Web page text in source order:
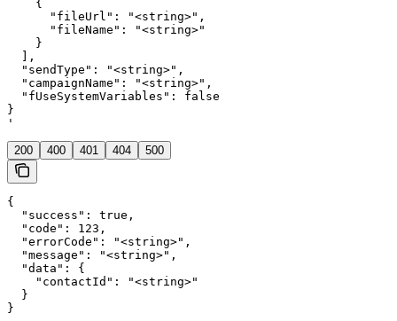
    {
      "fileUrl": "<string>",
      "fileName": "<string>"
    }
  ],
  "sendType": "<string>",
  "campaignName": "<string>",
  "fUseSystemVariables": false
}
'
200 400 401 404 500
{
  "success": true,
  "code": 123,
  "errorCode": "<string>",
  "message": "<string>",
  "data": {
    "contactId": "<string>"
  }
}